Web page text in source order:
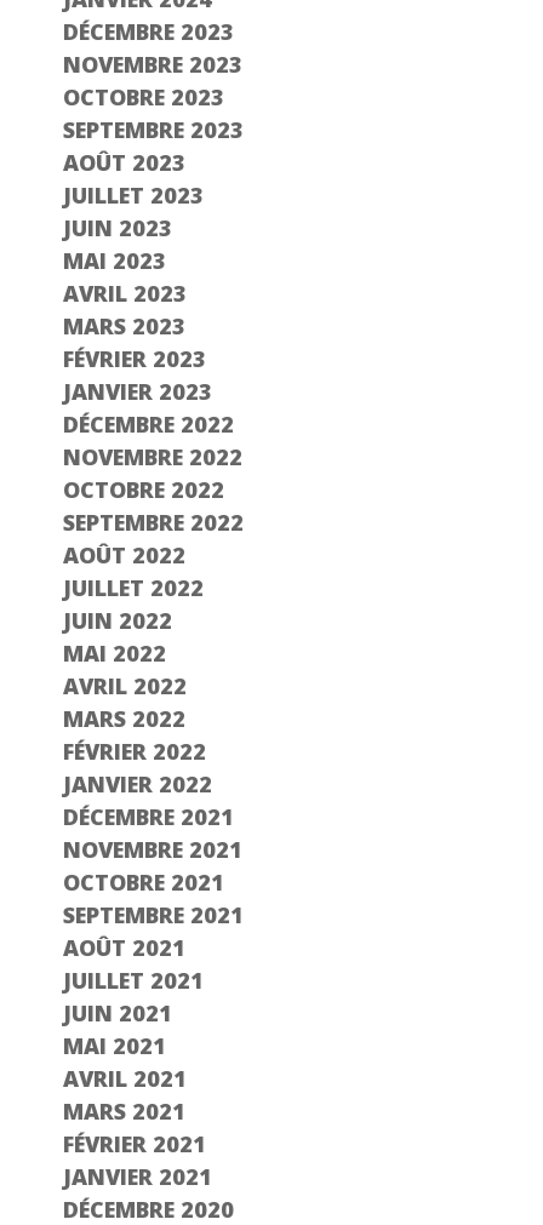
DÉCEMBRE 2023
NOVEMBRE 2023
OCTOBRE 2023
SEPTEMBRE 2023
AOÛT 2023
JUILLET 2023
JUIN 2023
MAI 2023
AVRIL 2023
MARS 2023
FÉVRIER 2023
JANVIER 2023
DÉCEMBRE 2022
NOVEMBRE 2022
OCTOBRE 2022
SEPTEMBRE 2022
AOÛT 2022
JUILLET 2022
JUIN 2022
MAI 2022
AVRIL 2022
MARS 2022
FÉVRIER 2022
JANVIER 2022
DÉCEMBRE 2021
NOVEMBRE 2021
OCTOBRE 2021
SEPTEMBRE 2021
AOÛT 2021
JUILLET 2021
JUIN 2021
MAI 2021
AVRIL 2021
MARS 2021
FÉVRIER 2021
JANVIER 2021
DÉCEMBRE 2020